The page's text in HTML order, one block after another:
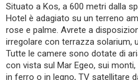
Situato a Kos, a 600 metri dalla
Hotel è adagiato su un terreno
rose e palme. Avrete a
irregolare con terrazza solarium,
Tutte le camere sono dotate di
con vista sul Mar Egeo, sui
in ferro o in legno, TV satellitare